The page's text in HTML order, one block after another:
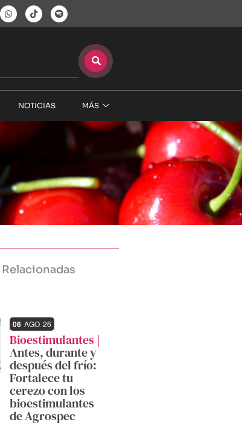
NOTICIAS MÁS
06 AGO 26
Bioestimulantes
Antes, durante y
después del frío:
Fortalece tu
cerezo con los
bioestimulantes
de Agrospec